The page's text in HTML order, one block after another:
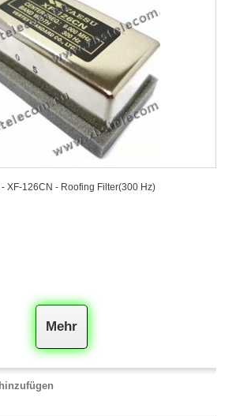
XF‐126CN - Roofing Filter(300 Hz)
Mehr